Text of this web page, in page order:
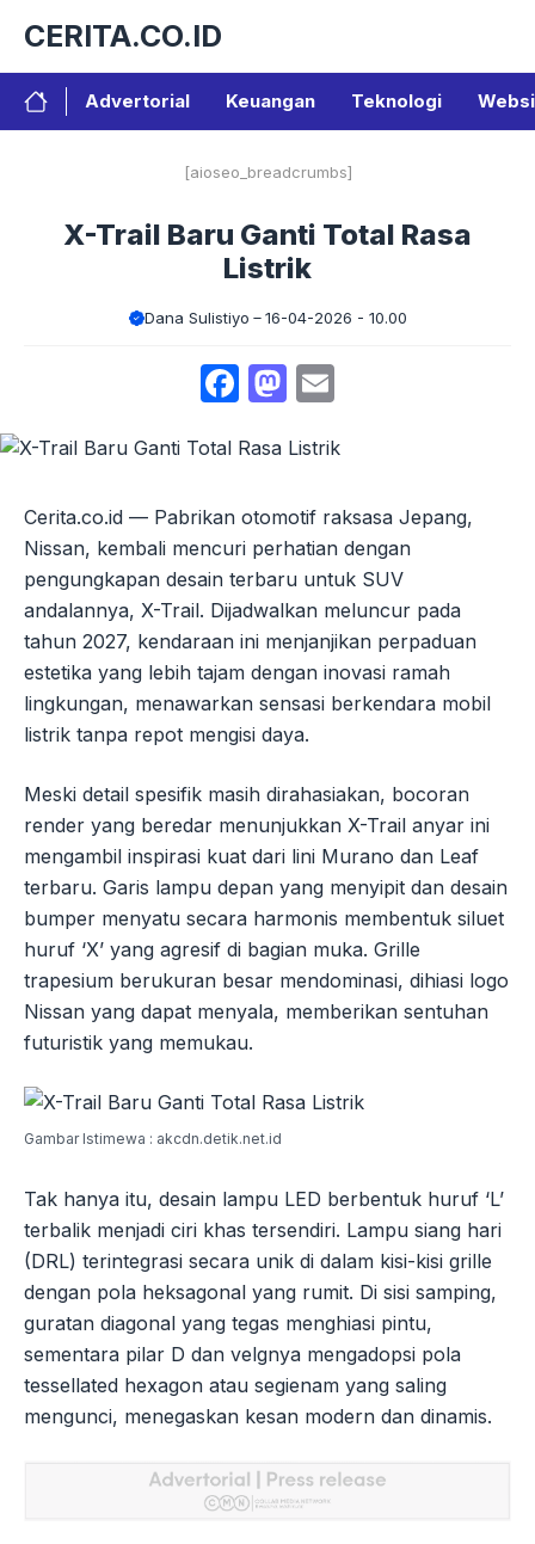
isi
CERITA.CO.ID
Advertorial Keuangan Teknologi
[aioseo_breadcrumbs]
X-Trail Baru Ganti Total Rasa
Listrik
Dana Sulistiyo 16-04-2026 - 10.00
Facebook
Mastodon
Cerita.co.id — Pabrikan otomotif raksasa Jepang,
Nissan, kembali mencuri perhatian dengan
pengungkapan desain terbaru untuk SUV
andalannya, X-Trail. Dijadwalkan meluncur pada
tahun 2027, kendaraan ini menjanjikan perpaduan
estetika yang lebih tajam dengan inovasi ramah
lingkungan, menawarkan sensasi berkendara mobil
listrik tanpa repot mengisi daya.
Meski detail spesifik masih dirahasiakan, bocoran
render yang beredar menunjukkan X-Trail anyar ini
mengambil inspirasi kuat dari lini Murano dan Leaf
terbaru. Garis lampu depan yang menyipit dan desain
bumper menyatu secara harmonis membentuk siluet
huruf ‘X’ yang agresif di bagian muka. Grille
trapesium berukuran besar mendominasi, dihiasi logo
Nissan yang dapat menyala, memberikan sentuhan
futuristik yang memukau.
Gambar Istimewa : akcdn.detik.net.id
Tak hanya itu, desain lampu LED berbentuk huruf ‘L’
terbalik menjadi ciri khas tersendiri. Lampu siang hari
(DRL) terintegrasi secara unik di dalam kisi-kisi grille
dengan pola heksagonal yang rumit. Di sisi samping,
guratan diagonal yang tegas menghiasi pintu,
sementara pilar D dan velgnya mengadopsi pola
tessellated hexagon atau segienam yang saling
mengunci, menegaskan kesan modern dan dinamis.